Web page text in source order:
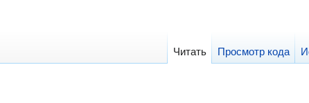
Читать Просмотр кода